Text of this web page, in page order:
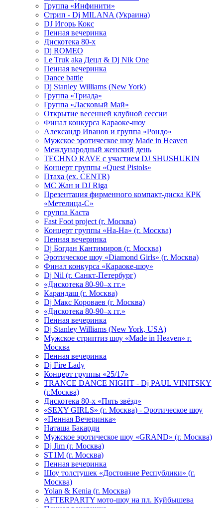
Группа «Инфинити»
Стрип - Dj MILANA (Украина)
DJ Игорь Кокс
Пенная вечеринка
Дискотека 80-х
Dj ROMEO
Le Truk aka Децл & Dj Nik One
Пенная вечеринка
Dance battle
Dj Stanley Williams (New York)
Группа «Триада»
Группа «Ласковый Май»
Открытие весенней клубной сессии
Финал конкурса Караоке-шоу
Александр Иванов и группа «Рондо»
Мужское эротическое шоу Made in Heaven
Международный женский день
TECHNO RAVE с участием DJ SHUSHUKIN
Концерт группы «Quest Pistols»
Птаха (ex. CENTR)
МС Жан и DJ Riga
Презентация фирменного компакт-диска КРК
«Метелица-С»
группа Каста
Fast Foot project (г. Москва)
Концерт группы «На-На» (г. Москва)
Пенная вечеринка
Dj Богдан Кантимиров (г. Москва)
Эротическое шоу «Diamond Girls» (г. Москва)
Финал конкурса «Караоке-шоу»
Dj Nil (г. Санкт-Петербург)
«Дискотека 80-90–х гг.»
Карандаш (г. Москва)
Dj Макс Короваев (г. Москва)
«Дискотека 80-90–х гг.»
Пенная вечеринка
Dj Stanley Williams (New York, USA)
Мужское стриптиз шоу «Made in Heaven» г.
Москва
Пенная вечеринка
Dj Fire Lady
Концерт группы «25/17»
TRANCE DANCE NIGHT - Dj PAUL VINITSKY
(г.Москва)
Дискотека 80-х «Пять звёзд»
«SEXY GIRLS» (г. Москва) - Эротическое шоу
«Пенная Вечеринка»
Hаташа Бакарди
Мужское эротическое шоу «GRAND» (г. Москва)
Dj Jim (г. Москва)
ST1M (г. Москва)
Пенная вечеринка
Шоу толстушек «Достояние Республики» (г.
Москва)
Yolan & Kenia (г. Москва)
AFTERPARTY мото-шоу на пл. Куйбышева